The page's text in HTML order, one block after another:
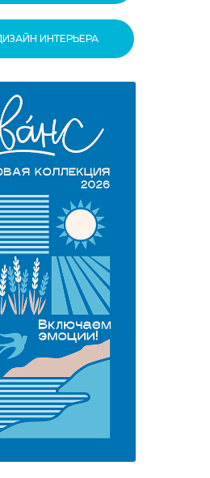
ИНТЕРЬЕРА